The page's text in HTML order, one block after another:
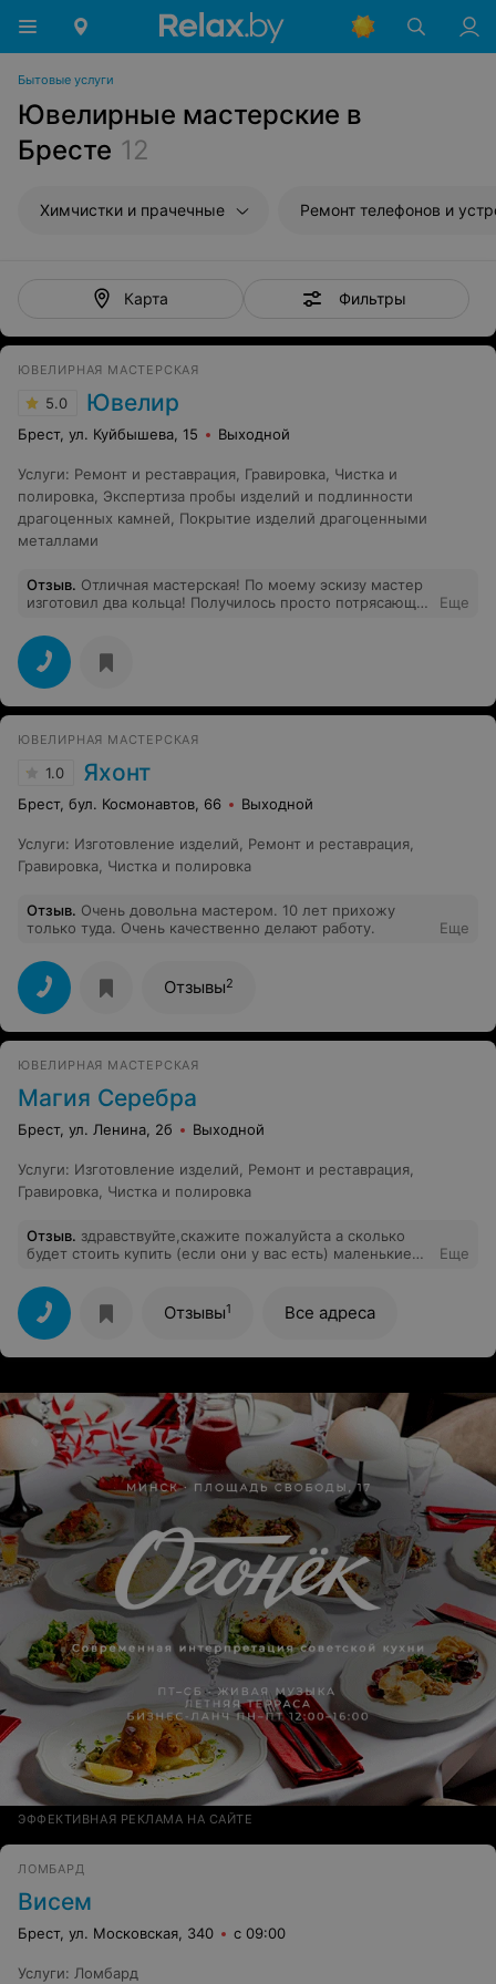
Бытовые услуги
Ювелирные мастерские в
Бресте 12
Химчистки и прачечные Ремонт телефонов и устройств
Карта Фильтры
ЮВЕЛИРНАЯ МАСТЕРСКАЯ
5.0 Ювелир
Брест, ул. Куйбышева, 15 Выходной
Услуги: Ремонт и реставрация Гравировка Чистка и
полировка Экспертиза пробы изделий и подлинности
драгоценных камней
Покрытие изделий драгоценными
металлами
Отзыв. Отличная мастерская! По моему эскизу мастер
изготовил два кольца! Получилось просто потрясающе!
Еще
ЮВЕЛИРНАЯ МАСТЕРСКАЯ
1.0 Яхонт
Брест, бул. Космонавтов, 66 Выходной
Услуги: Изготовление изделий Ремонт и реставрация
Гравировка Чистка и полировка
Отзыв. Очень довольна мастером. 10 лет прихожу
только туда. Очень качественно делают работу.
Еще
Отзывы2
ЮВЕЛИРНАЯ МАСТЕРСКАЯ
Магия Серебра
Брест, ул. Ленина, 2б Выходной
Услуги: Изготовление изделий Ремонт и реставрация
Гравировка Чистка и полировка
Отзыв. здравствуйте,скажите пожалуйста а сколько
будет стоить купить (если они у вас есть) маленькие
них гравировку?? кулончики маленькие круглые,
тоненькие,диаметром всего то 1 см??
Еще
Отзывы1 Все адреса
ЭФФЕКТИВНАЯ РЕКЛАМА НА САЙТЕ
ЛОМБАРД
Висем
Брест, ул. Московская, 340 с 09:00
Услуги: Ломбард